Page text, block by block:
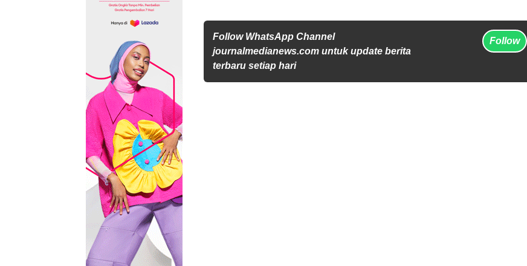
Follow WhatsApp Channel
journalmedianews.com untuk update berita
terbaru setiap hari
Follow